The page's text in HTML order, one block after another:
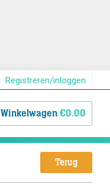
Registreren/inloggen
Winkelwagen€0.00
Terug